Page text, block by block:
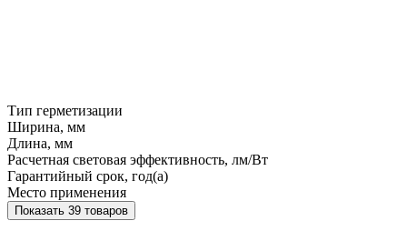
Тип герметизации
Ширина, мм
Длина, мм
Расчетная световая эффективность, лм/Вт
Гарантийный срок, год(а)
Место применения
Показать 39 товаров